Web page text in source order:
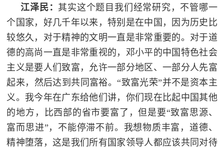
江泽民： 其实这个题目我们经常研究，不管哪一
个国家，好几千年以来，特别是在中国，因为历史比
较悠久，对于精神的文明一直是非常重要的。对于道
德的高尚一直是非常重视的，邓小平的中国特色社会
主义是要人们致富，允许一部分地区、一部分人先富
起来，然后达到共同富裕。“致富光荣”并不是资本主
义。我今年在广东给他们讲，你们现在比起中国其他
的地方，比西部的省市要富了，但是要“致富思源、
富而思进”，不能停滞不前。我想物质丰富，道德、
精神堕落，这是我们所有国家领导人都应该共同对待